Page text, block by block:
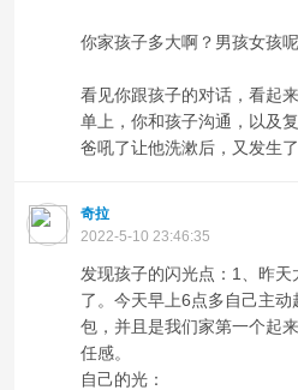
你家孩子多大啊？男孩女孩
看见你跟孩子的对话，看起
单上，你和孩子沟通，以及
爸吼了让他洗漱后，又发生
奇拉
2022-5-10 23:46:35
发现孩子的闪光点：1、昨
了。今天早上6点多自己主
包，并且是我们家第一个起
任感。
自己的光：